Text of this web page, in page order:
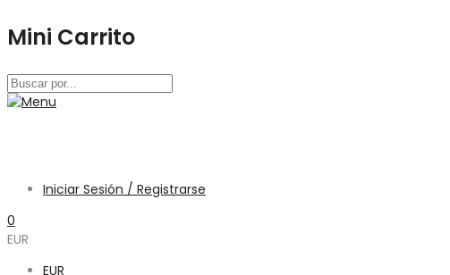
Mini Carrito
Iniciar Sesión / Registrarse
0
EUR
EUR